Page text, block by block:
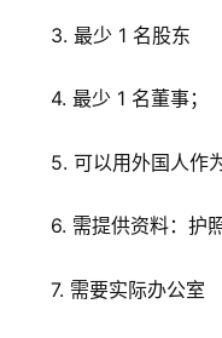
3. 最少 1 名股东
4. 最少 1 名董事；
5. 可以用外国人作
6. 需提供资料：护
7. 需要实际办公室